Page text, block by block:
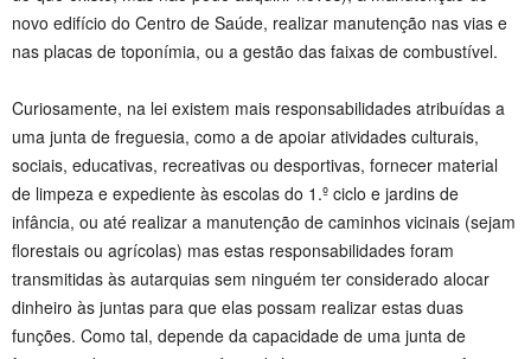
novo edifício do Centro de Saúde, realizar manutenção nas vias e
nas placas de toponímia, ou a gestão das faixas de combustível.
Curiosamente, na lei existem mais responsabilidades atribuídas a
uma junta de freguesia, como a de apoiar atividades culturais,
sociais, educativas, recreativas ou desportivas, fornecer material
de limpeza e expediente às escolas do 1.º ciclo e jardins de
infância, ou até realizar a manutenção de caminhos vicinais (sejam
florestais ou agrícolas) mas estas responsabilidades foram
transmitidas às autarquias sem ninguém ter considerado alocar
dinheiro às juntas para que elas possam realizar estas duas
funções. Como tal, depende da capacidade de uma junta de